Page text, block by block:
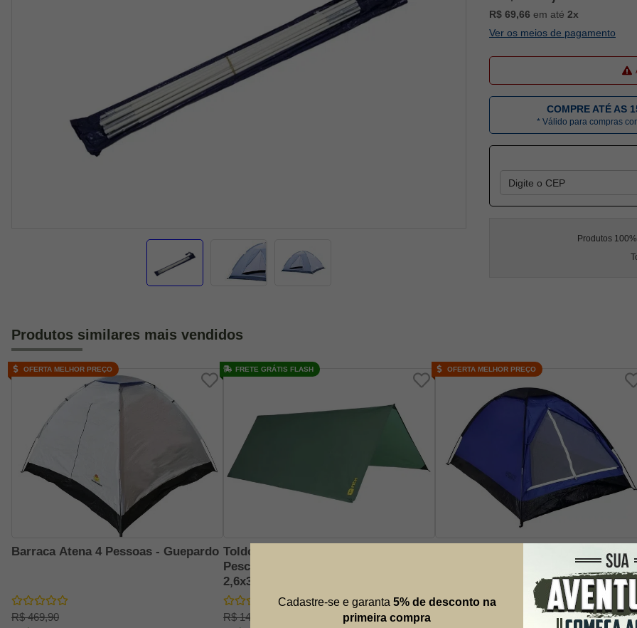
R$ 69,66 em até 2x
Ver os meios de pagamento
COMPRE ATÉ AS
* Válido para compras
Produtos
Produtos similares mais vendidos
Barraca Atena 4 Pessoas - Guepardo
R$ 469,90
OFERTA MELHOR PREÇO
Toldo Cobertura Camping Barraca
Pesca Tarp Toró 1500mm Verde
2,6x3,0m - NTK
R$ 149,90
FRETE GRÁTIS FLASH
Barraca Camping, pesca e praia
Carajas 2 Pessoas Quati Azul
OFERTA MELHOR PREÇO
Cadastre-se e garanta 5% de desconto na
primeira compra